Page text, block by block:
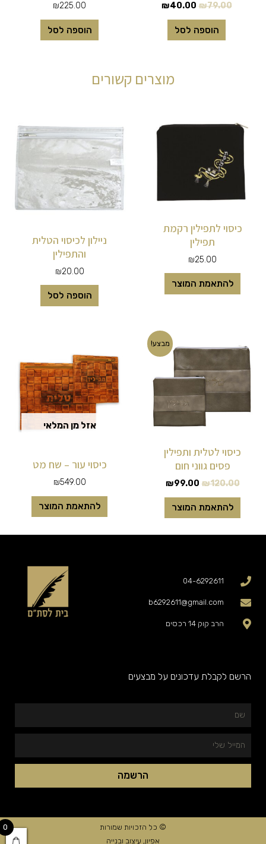
₪79.00
₪40.00
הוספה לסל
₪225.00
הוספה לסל
מוצרים קשורים
כיסוי לתפילין רקמת
תפילין
₪25.00
להתאמת המוצר
ניילון לכיסוי הטלית
והתפילין
₪20.00
הוספה לסל
מבצע!
כיסוי לטלית ותפילין
פסים גווני חום
₪120.00
המקורי
היה:
₪120.00.
₪99.00
המחיר
הנוכחי
להתאמת המוצר
אזל מן המלאי
כיסוי עור – שח מט
₪549.00
להתאמת המוצר
04-6292611
b6292611@gmail.com
הרב קוק 14 רכסים
הרשם לקבלת עדכונים על מבצעים
הרשמה
© כל הזכויות שמורות
אפיון, עיצוב ובנייה
0